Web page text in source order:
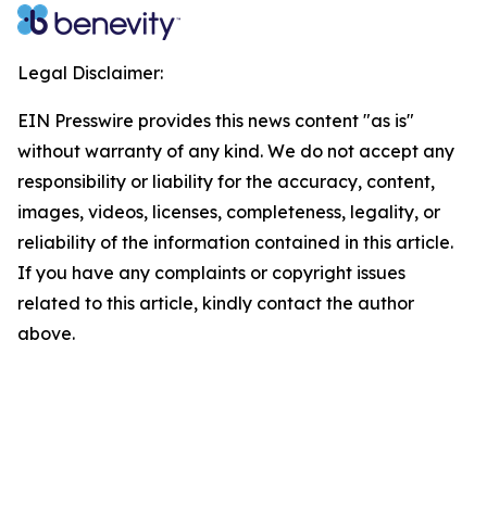
Legal Disclaimer:
EIN Presswire provides this news content "as is"
without warranty of any kind. We do not accept any
responsibility or liability for the accuracy, content,
images, videos, licenses, completeness, legality, or
reliability of the information contained in this article.
If you have any complaints or copyright issues
related to this article, kindly contact the author
above.